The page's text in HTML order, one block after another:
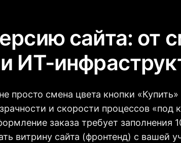
сайта: от
ИТ-
просто смена цвета кнопки
и скорости процессов
заказа требует заполнения
витрину сайта (фронтенд) с вашей